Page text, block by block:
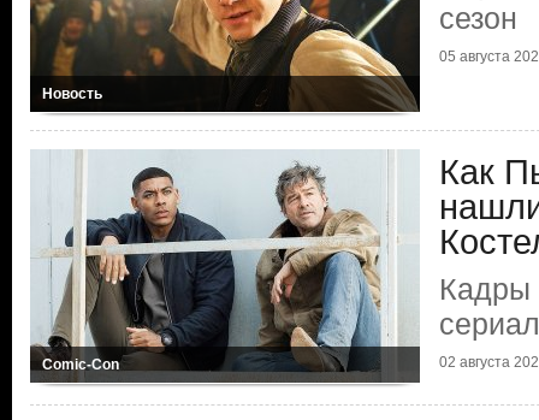
Новость
сезон
05 августа
Comic-Con
Как
Кадры
02 августа